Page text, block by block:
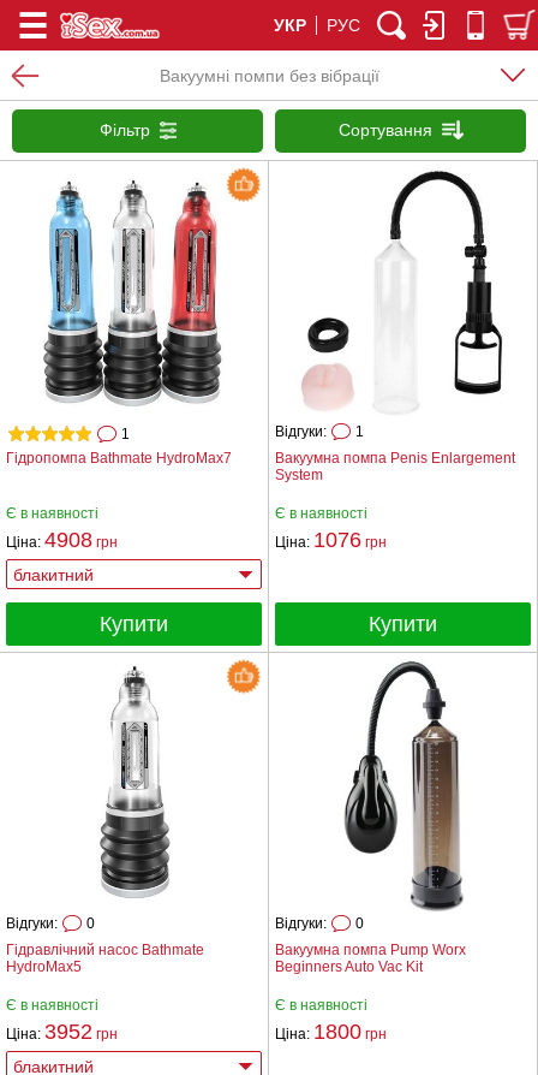
УКР РУС
Вакуумні помпи без вібрації
Фільтр Сортування
Гідропомпа Bathmate HydroMax7
1
Є в наявності
Ціна: 4908 грн
Купити
Вакуумна помпа Penis Enlargement
System
Відгуки: 1
Є в наявності
Ціна: 1076 грн
Купити
Гідравлічний насос Bathmate
HydroMax5
Відгуки: 0
Є в наявності
Ціна: 3952 грн
Вакуумна помпа Pump Worx
Beginners Auto Vac Kit
Відгуки: 0
Є в наявності
Ціна: 1800 грн